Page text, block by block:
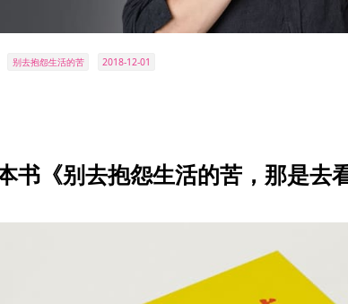
别去抱怨生活的苦 2018-12-01
书《别去抱怨生活的苦，那是去